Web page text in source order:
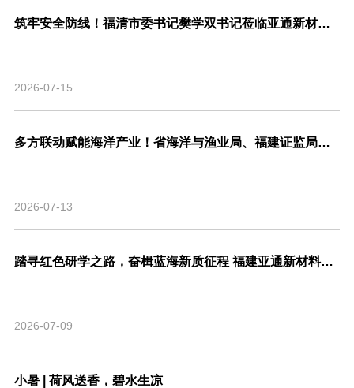
筑牢安全防线！福清市委书记樊学双书记莅临亚通新材料调研指导安全生产与生产经营工作！
2026-07-15
多方联动赋能海洋产业！省海洋与渔业局、福建证监局、北交所、市委金融办联合走访亚通新材料调研座谈！
2026-07-13
踏寻红色研学之路，奋楫蓝海新质征程 福建亚通新材料科技股份有限公司党支部联合福建省渔业行业协会党支部开展主题共建活动
2026-07-09
小暑 | 荷风送香，碧水生凉